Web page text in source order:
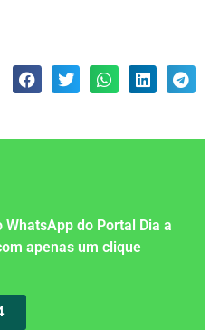
do Portal Dia a
apenas um clique